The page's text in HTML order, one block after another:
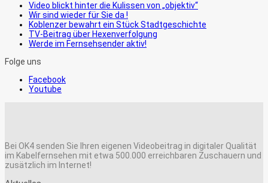
Video blickt hinter die Kulissen von „objektiv“
Wir sind wieder für Sie da !
Koblenzer bewahrt ein Stück Stadtgeschichte
TV-Beitrag über Hexenverfolgung
Werde im Fernsehsender aktiv!
Folge uns
Facebook
Youtube
Bei OK4 senden Sie Ihren eigenen Videobeitrag in digitaler Qualität
im Kabelfernsehen mit etwa 500.000 erreichbaren Zuschauern und
zusätzlich im Internet!